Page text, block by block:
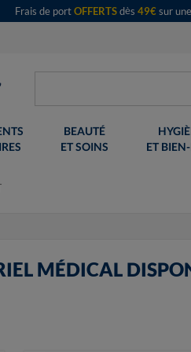
Frais de portOFFERTSdès 49€sur
BEAUTÉ
ET SOINS
ET
MÉDICAL